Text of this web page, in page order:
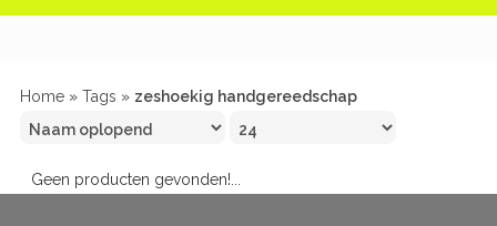
Home » Tags » zeshoekig handgereedschap
Geen producten gevonden!...